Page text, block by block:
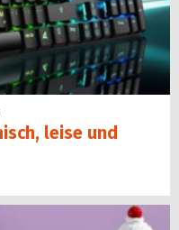
leise und